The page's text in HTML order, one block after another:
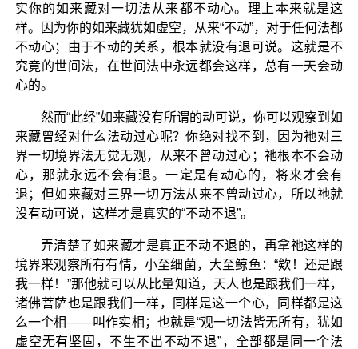
实你的如来藏对一切法从来都不动心。理上本来就是这
样。因为你的如来藏犹如虚空，从来“不动”，对于任何法都
不动心；由于不动的关系，根本就没有退可说。这就是不
究竟的世间法，在世间法中永远都会这样，总有一天会动
心的。
然而“此经”如来藏没有所谓的动可说，你可以观察到如
来藏曾经对什么法动过心呢？你绝对找不到，因为祂对三
界一切境界法无觉无观，从来不曾动过心；祂根本不会动
心，那就永远不会有退。一定是有动心的，将来才会有
退；但如来藏对三界一切万法从来不曾动过心，所以祂就
没有动可说，这样才是真实的“不动不退”。
弄清楚了如来藏才是真正不动不退的，再拿祂这样的
境界来观察所有有情，小至细菌，大至鲸鱼：“欸！还是跟
我一样！”那他就可以从比量知道，天人也是跟我们一样，
诸佛菩萨也是跟我们一样，同样是这一个心，同样都是这
么一个相——叫作实相；也就是“观一切法皆无所有，犹如
虚空无有坚固，不生不出不动不退”，全部都是同一个法